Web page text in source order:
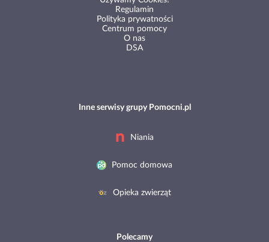
Regulamin
Polityka prywatności
Centrum pomocy
O nas
DSA
Inne serwisy grupy Pomocni.pl
Niania
Pomoc domowa
Opieka zwierząt
Polecamy